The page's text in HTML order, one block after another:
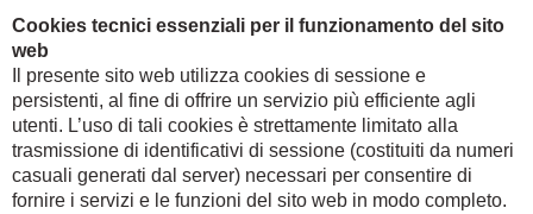
Cookies tecnici essenziali per il funzionamento del sito
web
Il presente sito web utilizza cookies di sessione e
persistenti, al fine di offrire un servizio più efficiente agli
utenti. L’uso di tali cookies è strettamente limitato alla
trasmissione di identificativi di sessione (costituiti da numeri
casuali generati dal server) necessari per consentire di
fornire i servizi e le funzioni del sito web in modo completo.